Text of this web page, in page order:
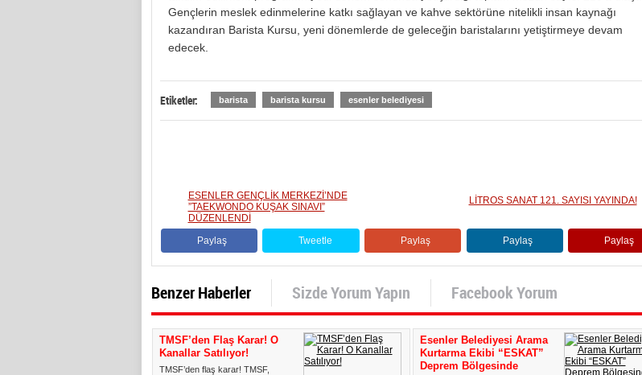
Gençlerin meslek edinmelerine katkı sağlayan ve kahve sektörüne nitelikli insan kaynağı
kazandıran Barista Kursu, yeni dönemlerde de geleceğin baristalarını yetiştirmeye devam
edecek.
Etiketler: barista barista kursu esenler belediyesi
ESENLER GENÇLİK MERKEZİ’NDE
”TAEKWONDO KUŞAK SINAVI”
DÜZENLENDİ
LİTROS SANAT 121. SAYISI YAYINDA!
Paylaş Tweetle Paylaş Paylaş Paylaş
Benzer Haberler Sizde Yorum Yapın Facebook Yorum
TMSF’den Flaş Karar! O
Kanallar Satılıyor!
TMSF’den flaş karar! TMSF,
Esenler Belediyesi Arama
Kurtarma Ekibi “ESKAT”
Deprem Bölgesinde